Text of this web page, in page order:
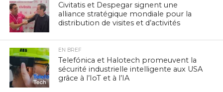
Civitatis et Despegar signent une
alliance stratégique mondiale pour la
distribution de visites et d’activités
EN BREF
Telefónica et Halotech promeuvent la
sécurité industrielle intelligente aux USA
grâce à l’IoT et à l’IA